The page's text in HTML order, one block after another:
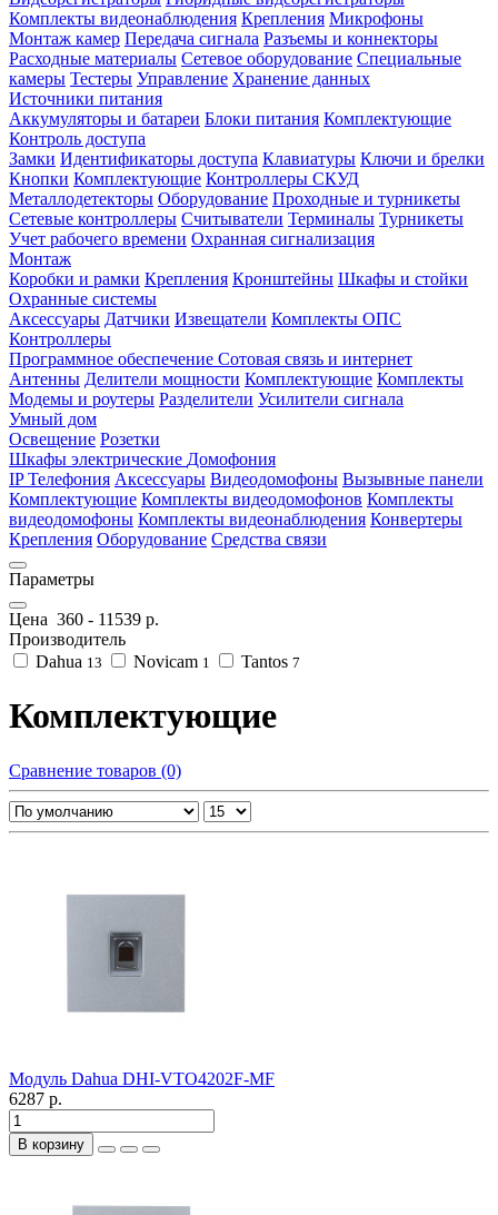
Комплекты видеонаблюдения Крепления Микрофоны
Монтаж камер Передача сигнала Разъемы и коннекторы
Расходные материалы Сетевое оборудование Специальные
камеры Тестеры Управление Хранение данных
Источники питания
Аккумуляторы и батареи Блоки питания Комплектующие
Контроль доступа
Замки Идентификаторы доступа Клавиатуры Ключи и брелки
Кнопки Комплектующие Контроллеры СКУД
Металлодетекторы Оборудование Проходные и турникеты
Сетевые контроллеры Считыватели Терминалы Турникеты
Учет рабочего времени Охранная сигнализация
Монтаж
Коробки и рамки Крепления Кронштейны Шкафы и стойки
Охранные системы
Аксессуары Датчики Извещатели Комплекты ОПС
Контроллеры
Программное обеспечение Сотовая связь и интернет
Антенны Делители мощности Комплектующие Комплекты
Модемы и роутеры Разделители Усилители сигнала
Умный дом
Освещение Розетки
Шкафы электрические Домофония
IP Телефония Аксессуары Видеодомофоны Вызывные панели
Комплектующие Комплекты видеодомофонов Комплекты
видеодомофоны Комплекты видеонаблюдения Конвертеры
Крепления Оборудование Средства связи
Параметры
Цена 360 - 11539 р.
Производитель
Dahua 13 Novicam 1 Tantos 7
Комплектующие
Сравнение товаров (0)
Модуль Dahua DHI-VTO4202F-MF
6287 р.
В корзину